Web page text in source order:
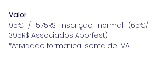
Valor
95€ / 575R$ Inscrição normal (65€/
395R$ Associados Aporfest)
*Atividade formatica isenta de IVA